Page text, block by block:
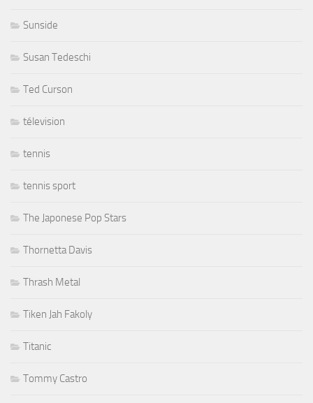
Sunside
Susan Tedeschi
Ted Curson
télevision
tennis
tennis sport
The Japonese Pop Stars
Thornetta Davis
Thrash Metal
Tiken Jah Fakoly
Titanic
Tommy Castro